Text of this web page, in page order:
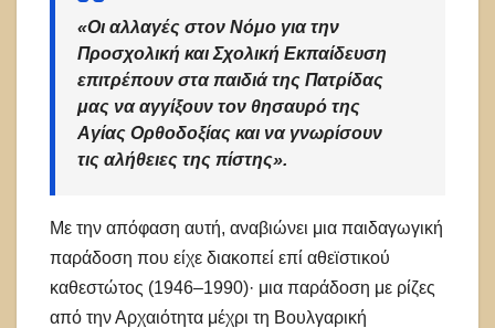
«Οι αλλαγές στον Νόμο για την
Προσχολική και Σχολική Εκπαίδευση
επιτρέπουν στα παιδιά της Πατρίδας
μας να αγγίξουν τον θησαυρό της
Αγίας Ορθοδοξίας και να γνωρίσουν
τις αλήθειες της πίστης».
Με την απόφαση αυτή, αναβιώνει μια παιδαγωγική
παράδοση που είχε διακοπεί επί αθεϊστικού
καθεστώτος (1946–1990)· μια παράδοση με ρίζες
από την Αρχαιότητα μέχρι τη Βουλγαρική